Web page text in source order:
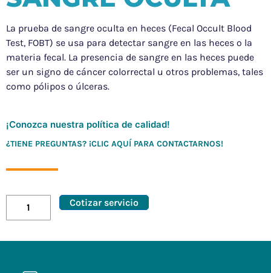
La prueba de sangre oculta en heces (Fecal Occult Blood
Test, FOBT) se usa para detectar sangre en las heces o la
materia fecal. La presencia de sangre en las heces puede
ser un signo de cáncer colorrectal u otros problemas, tales
como pólipos o úlceras.
¡Conozca nuestra política de calidad!
¿TIENE PREGUNTAS? ¡CLIC AQUÍ PARA CONTACTARNOS!
Cotizar servicio